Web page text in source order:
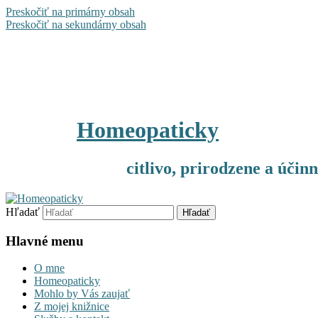
Preskočiť na primárny obsah
Preskočiť na sekundárny obsah
Homeopaticky
citlivo, prirodzene a
Hľadať
Hlavné menu
O mne
Homeopaticky
Mohlo by Vás zaujať
Z mojej knižnice